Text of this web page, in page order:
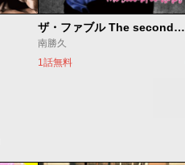
ザ・ファブル The second contact
南勝久
1話無料